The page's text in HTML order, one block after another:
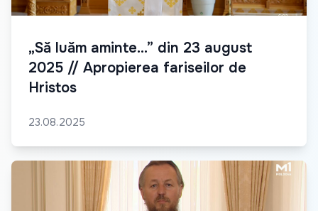
„Să luăm aminte...” din 23 august
2025 // Apropierea fariseilor de
Hristos
23.08.2025